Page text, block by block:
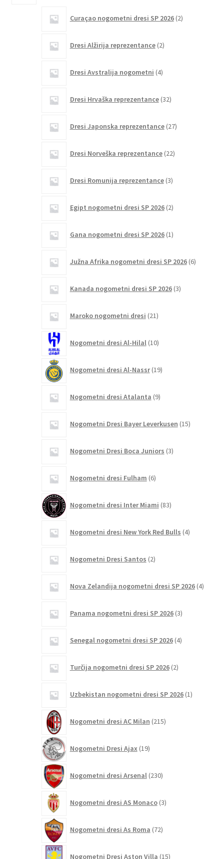
Curaçao nogometni dresi SP 2026 2izdelka
Dresi Alžirija reprezentance 2izdelka
Dresi Avstralija nogometni 4izdelki
Dresi Hrvaška reprezentance 32izdelkov
Dresi Japonska reprezentance 27izdelkov
Dresi Norveška reprezentance 22izdelkov
Dresi Romunija reprezentance 3izdelki
Egipt nogometni dresi SP 2026 2izdelka
Gana nogometni dresi SP 2026 1izdelek
Južna Afrika nogometni dresi SP 2026 6izdelkov
Kanada nogometni dresi SP 2026 3izdelki
Maroko nogometni dresi 21izdelkov
Nogometni dresi Al-Hilal 10izdelkov
Nogometni dresi Al-Nassr 19izdelkov
Nogometni dresi Atalanta 9izdelkov
Nogometni Dresi Bayer Leverkusen 15izdelkov
Nogometni Dresi Boca Juniors 3izdelki
Nogometni dresi Fulham 6izdelkov
Nogometni dresi Inter Miami 83izdelkov
Nogometni dresi New York Red Bulls 4izdelki
Nogometni Dresi Santos 2izdelka
Nova Zelandija nogometni dresi SP 2026 4izdelki
Panama nogometni dresi SP 2026 3izdelki
Senegal nogometni dresi SP 2026 4izdelki
Turčija nogometni dresi SP 2026 2izdelka
Uzbekistan nogometni dresi SP 2026 1izdelek
Nogometni dresi AC Milan 215izdelkov
Nogometni Dresi Ajax 19izdelkov
Nogometni dresi Arsenal 230izdelkov
Nogometni dresi AS Monaco 3izdelki
Nogometni dresi As Roma 72izdelkov
Nogometni Dresi Aston Villa 15